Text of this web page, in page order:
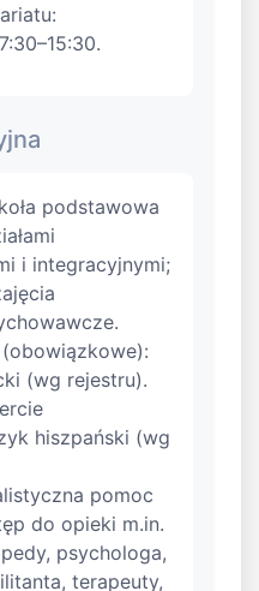
podstawowa
i integracyjnymi;
(wg rejestru).
hiszpański (wg
pomoc
do opieki m.in.
psychologa,
terapeuty,